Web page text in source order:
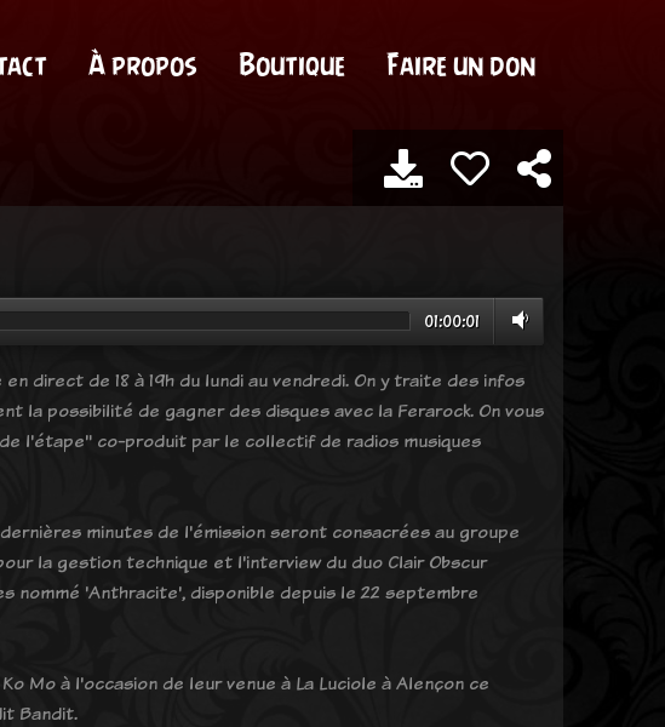
À propos Boutique Faire un don
01:00:01
direct de 18 à 19h du lundi au vendredi. On y traite des infos
la possibilité de gagner des disques avec la Ferarock. On vous
l'étape" co-produit par le collectif de radios musiques
minutes de l'émission seront consacrées au groupe
la gestion technique et l'interview du duo Clair Obscur
'Anthracite', disponible depuis le 22 septembre
Mo à l'occasion de leur venue à La Luciole à Alençon ce
Bandit.